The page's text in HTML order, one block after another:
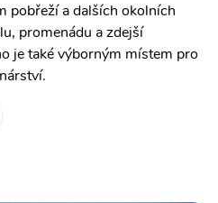
pobřeží a dalších okolních
promenádu a zdejší
je také výborným místem pro